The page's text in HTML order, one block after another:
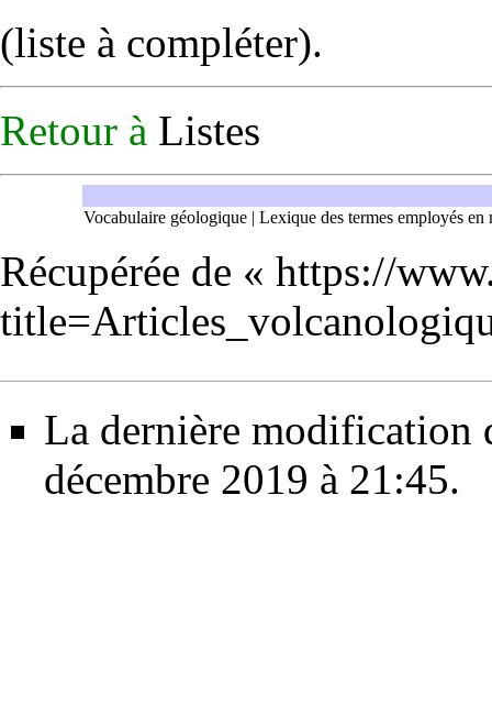
(liste à compléter).
Retour à Listes
Vocabulaire géologique | Lexique des termes employés en
Récupérée de « https://
La dernière modification
décembre 2019 à 21:45.